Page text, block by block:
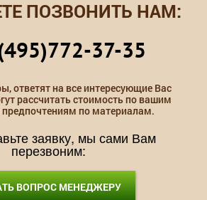
ПОЗВОНИТЬ НАМ:
37-35
ответят на все интересующие Вас
рассчитать стоимость по вашим
по материалам.
заявку, мы сами Вам
перезвоним:
ВОПРОС МЕНЕДЖЕРУ